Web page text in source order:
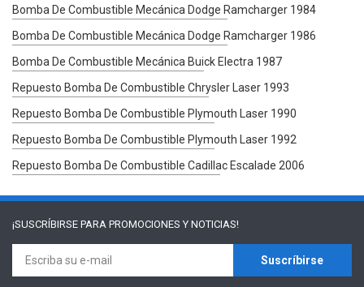
Bomba De Combustible Mecánica Dodge Ramcharger 1984
Bomba De Combustible Mecánica Dodge Ramcharger 1986
Bomba De Combustible Mecánica Buick Electra 1987
Repuesto Bomba De Combustible Chrysler Laser 1993
Repuesto Bomba De Combustible Plymouth Laser 1990
Repuesto Bomba De Combustible Plymouth Laser 1992
Repuesto Bomba De Combustible Cadillac Escalade 2006
¡SUSCRÍBIRSE PARA PROMOCIONES Y NOTICIAS!
Suscríbirse